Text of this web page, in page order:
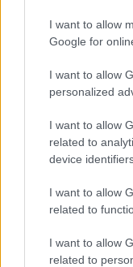
I want to allow
Google for
I want to allow
personalized
I want to allow
related to
device
I want to allow
related to
I want to allow
related to
Το σχέδιο
χρέους
ελληνικής